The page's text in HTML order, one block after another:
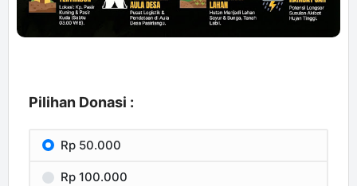
Pilihan Donasi :
Rp 50.000
Rp 100.000